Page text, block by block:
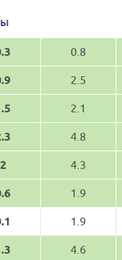
0.8
2.5
2.1
4.8
2 4.3
1.9
1.9
4.6